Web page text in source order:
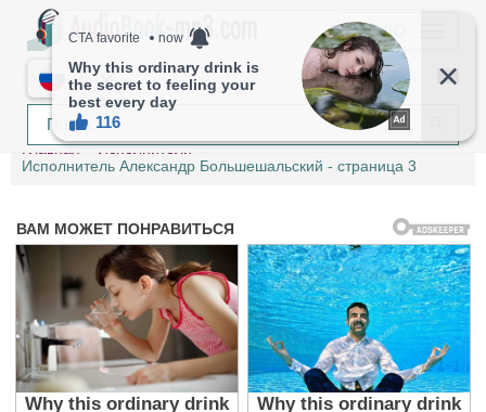
МЕНЮ
RU
Главная
Исполнители
Исполнитель Александр Большешальский - страница 3